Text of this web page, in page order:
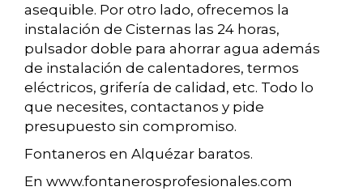
asequible. Por otro lado, ofrecemos la
instalación de Cisternas las 24 horas,
pulsador doble para ahorrar agua además
de instalación de calentadores, termos
eléctricos, grifería de calidad, etc. Todo lo
que necesites, contactanos y pide
presupuesto sin compromiso.
Fontaneros en Alquézar baratos.
En www.fontanerosprofesionales.com